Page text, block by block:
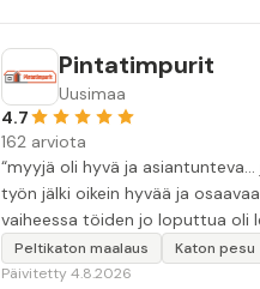
Pintatimpurit
Uusimaa
4.7
162 arviota
“myyjä oli hyvä ja asiantunteva... ja kauppamies😀 työn laatu oli hyvä.
työn jälki oikein hyvää ja
vaiheessa töiden jo loputtua oli
tarkkuutta hommiin ja hyvä tulee.
Peltikaton maalaus Katon pesu
Päivitetty 4.8.2026